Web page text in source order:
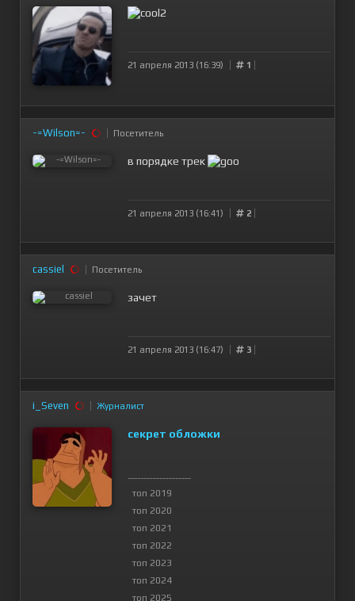
21 апреля 2013 (16:39) 1
-=Wilson=- Посетитель
в порядке трек
21 апреля 2013 (16:41) 2
cassiel Посетитель
зачет
21 апреля 2013 (16:47) 3
i_Seven Журналист
секрет обложки
--------------------
топ 2019
топ 2020
топ 2021
топ 2022
топ 2023
топ 2024
топ 2025